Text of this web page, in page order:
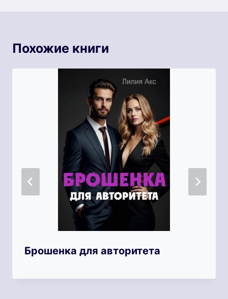
Похожие книги
Брошенка для авторитета